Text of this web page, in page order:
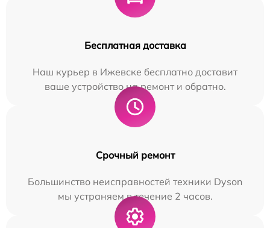
Бесплатная доставка
Наш курьер в Ижевске бесплатно доставит
ваше устройство на ремонт и обратно.
Срочный ремонт
Большинство неисправностей техники Dyson
мы устраняем в течение 2 часов.